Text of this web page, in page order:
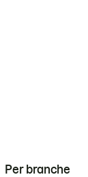
Per branche